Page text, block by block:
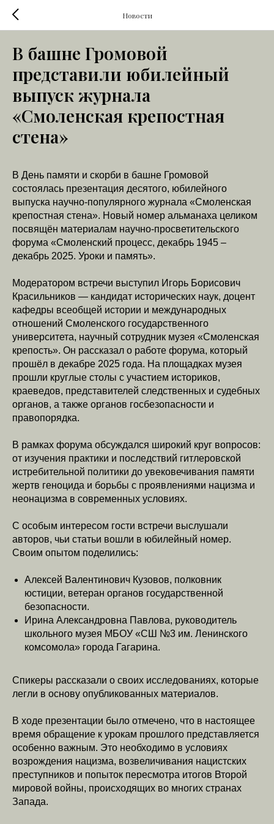
Новости
В башне Громовой
представили юбилейный
выпуск журнала
«Смоленская крепостная
стена»
В День памяти и скорби в башне Громовой
состоялась презентация десятого, юбилейного
выпуска научно-популярного журнала «Смоленская
крепостная стена». Новый номер альманаха целиком
посвящён материалам научно-просветительского
форума «Смоленский процесс, декабрь 1945 –
декабрь 2025. Уроки и память».
Модератором встречи выступил Игорь Борисович
Красильников — кандидат исторических наук, доцент
кафедры всеобщей истории и международных
отношений Смоленского государственного
университета, научный сотрудник музея «Смоленская
крепость». Он рассказал о работе форума, который
прошёл в декабре 2025 года. На площадках музея
прошли круглые столы с участием историков,
краеведов, представителей следственных и судебных
органов, а также органов госбезопасности и
правопорядка.
В рамках форума обсуждался широкий круг вопросов:
от изучения практики и последствий гитлеровской
истребительной политики до увековечивания памяти
жертв геноцида и борьбы с проявлениями нацизма и
неонацизма в современных условиях.
С особым интересом гости встречи выслушали
авторов, чьи статьи вошли в юбилейный номер.
Своим опытом поделились:
Алексей Валентинович Кузовов, полковник
юстиции, ветеран органов государственной
безопасности.
Ирина Александровна Павлова, руководитель
школьного музея МБОУ «СШ №3 им. Ленинского
комсомола» города Гагарина.
Спикеры рассказали о своих исследованиях, которые
легли в основу опубликованных материалов.
В ходе презентации было отмечено, что в настоящее
время обращение к урокам прошлого представляется
особенно важным. Это необходимо в условиях
возрождения нацизма, возвеличивания нацистских
преступников и попыток пересмотра итогов Второй
мировой войны, происходящих во многих странах
Запада.